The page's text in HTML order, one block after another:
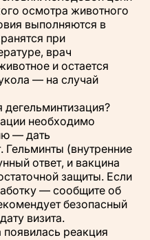
осмотра животного
выполняются в
при
врач
и остается
— на случай
необходимо
— дать
Гельминты (внутренние
ответ, и вакцина
защиты. Если
— сообщите об
безопасный
визита.
появилась реакция